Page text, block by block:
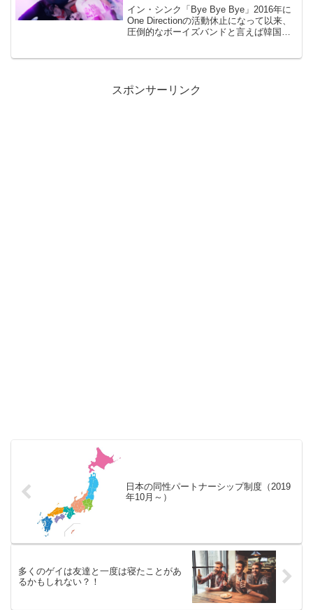
イン・シンク「Bye Bye Bye」2016年に
One Directionの活動休止になって以来、
圧倒的なボーイズバンドと言えば韓国の
スポンサーリンク
日本の同性パートナーシップ制度（2019
年10月～）
多くのゲイは友達と一度は寝たことがあ
るかもしれない？！